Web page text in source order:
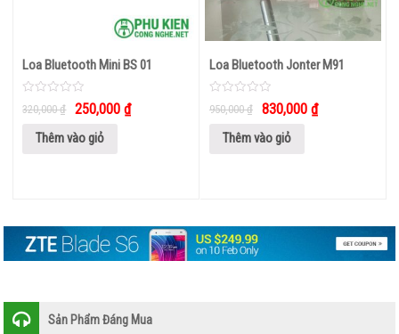
Loa Bluetooth Mini BS 01
0
out
320,000₫ 250,000₫
Thêm vào giỏ
Loa Bluetooth Jonter M91
0
out
950,000₫ 830,000 ₫
Thêm vào giỏ
Sản Phẩm Đáng Mua